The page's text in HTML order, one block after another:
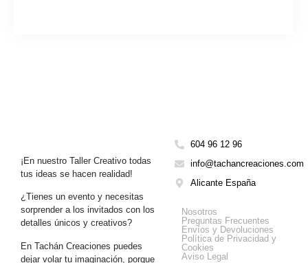
¡En nuestro Taller Creativo todas
tus ideas se hacen realidad!
¿Tienes un evento y necesitas
sorprender a los invitados con los
detalles únicos y creativos?
En Tachán Creaciones puedes
dejar volar tu imaginación, porque
604 96 12 96
info@tachancreaciones.com
Alicante España
Nosotros
Preguntas Frecuentes
Envíos y Devoluciones
Política de Privacidad y
Cookies
Aviso Legal